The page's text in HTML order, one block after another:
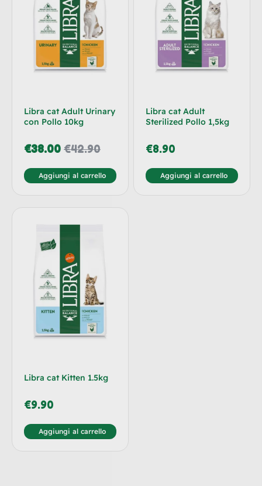
Libra cat Adult Urinary
con Pollo 10kg
€42.90
€38.00
Aggiungi al carrello
Libra cat Adult
Sterilized Pollo 1,5kg
€8.90
Aggiungi al carrello
Libra cat Kitten 1.5kg
€9.90
Aggiungi al carrello